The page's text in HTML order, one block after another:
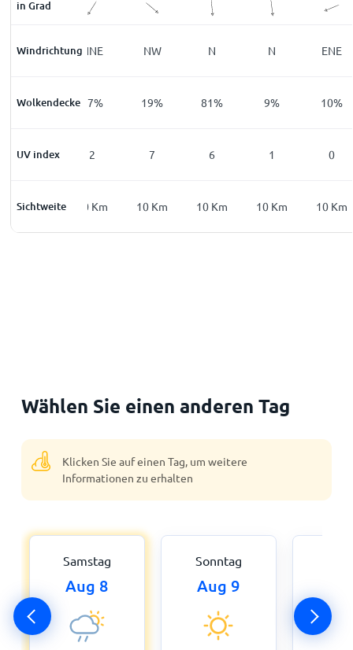
in Grad
Windrichtung
NNE NNE NW N N ENE
Wolkendecke
84% 17% 19% 81% 9% 10%
UV index
0 2 7 6 1 0
Sichtweite
9Km 10 Km 10 Km 10 Km 10 Km 10 Km
Wählen Sie einen anderen Tag
Klicken Sie auf einen Tag, um weitere
Informationen zu erhalten
Samstag
Aug 8
Sonntag
Aug 9